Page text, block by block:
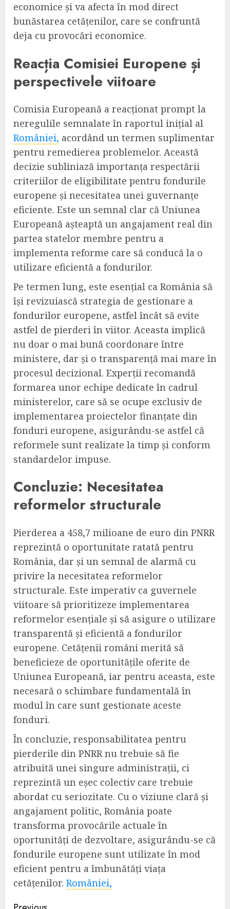
economice și va afecta în mod direct
bunăstarea cetățenilor, care se confruntă
deja cu provocări economice.
Reacția Comisiei Europene și
perspectivele viitoare
Comisia Europeană a reacționat prompt la
neregulile semnalate în raportul inițial al
României, acordând un termen suplimentar
pentru remedierea problemelor. Această
decizie subliniază importanța respectării
criteriilor de eligibilitate pentru fondurile
europene și necesitatea unei guvernanțe
eficiente. Este un semnal clar că Uniunea
Europeană așteaptă un angajament real din
partea statelor membre pentru a
implementa reforme care să conducă la o
utilizare eficientă a fondurilor.
Pe termen lung, este esențial ca România să
își revizuiască strategia de gestionare a
fondurilor europene, astfel încât să evite
astfel de pierderi în viitor. Aceasta implică
nu doar o mai bună coordonare între
ministere, dar și o transparență mai mare în
procesul decizional. Experții recomandă
formarea unor echipe dedicate în cadrul
ministerelor, care să se ocupe exclusiv de
implementarea proiectelor finanțate din
fonduri europene, asigurându-se astfel că
reformele sunt realizate la timp și conform
standardelor impuse.
Concluzie: Necesitatea
reformelor structurale
Pierderea a 458,7 milioane de euro din PNRR
reprezintă o oportunitate ratată pentru
România, dar și un semnal de alarmă cu
privire la necesitatea reformelor
structurale. Este imperativ ca guvernele
viitoare să prioritizeze implementarea
reformelor esențiale și să asigure o utilizare
transparentă și eficientă a fondurilor
europene. Cetățenii români merită să
beneficieze de oportunitățile oferite de
Uniunea Europeană, iar pentru aceasta, este
necesară o schimbare fundamentală în
modul în care sunt gestionate aceste
fonduri.
În concluzie, responsabilitatea pentru
pierderile din PNRR nu trebuie să fie
atribuită unei singure administrații, ci
reprezintă un eșec colectiv care trebuie
abordat cu seriozitate. Cu o viziune clară și
angajament politic, România poate
transforma provocările actuale în
oportunități de dezvoltare, asigurându-se că
fondurile europene sunt utilizate în mod
eficient pentru a îmbunătăți viața
cetățenilor. României,